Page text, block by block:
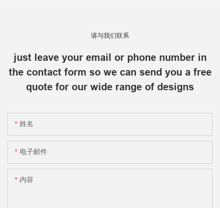
请与我们联系
just leave your email or phone number in
the contact form so we can send you a free
quote for our wide range of designs
姓名
电子邮件
内容